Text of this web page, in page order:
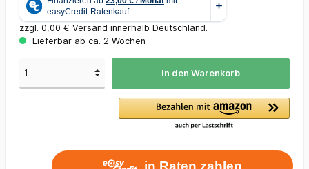
zzgl. 0,00 € Versand innerhalb Deutschland.
Lieferbar ab ca. 2 Wochen
In den Warenkorb